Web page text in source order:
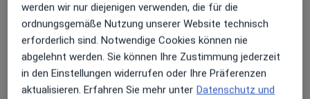
Akzeptierte Versicherungen
Details
Telefonnummer
06500...Telefonnummer anzeigen
werden wir nur diejenigen verwenden, die für die
ordnungsgemäße Nutzung unserer Website technisch
erforderlich sind. Notwendige Cookies können nie
abgelehnt werden. Sie können Ihre Zustimmung jederzeit
in den Einstellungen widerrufen oder Ihre Präferenzen
aktualisieren. Erfahren Sie mehr unter Datenschutz und